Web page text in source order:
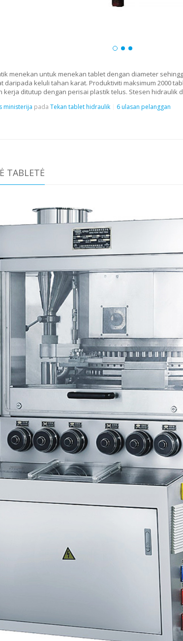
menekan untuk menekan tablet dengan diameter
daripada keluli tahan karat. Produktiviti maksimum 2000
kerja ditutup dengan perisai plastik telus. Stesen hidraulik
ministerija pada Tekan tablet hidraulik 6 ulasan pelanggan
TABLETĖ